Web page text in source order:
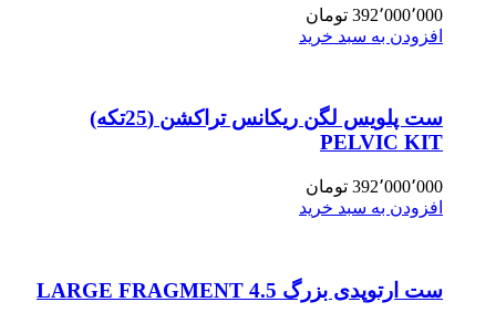
392٬000٬000 تومان
افزودن به سبد خرید
ست پلویس لگن ریکانس تراکشن (25تکه)
PELVIC KIT
392٬000٬000 تومان
افزودن به سبد خرید
ست ارتوپدی بزرگ 4.5 LARGE FRAGMENT